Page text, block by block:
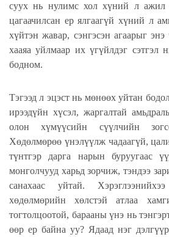
суух нь нулимс хол хүний л ажил
цагаачилсан ер ялгаагүй хүний л
хүйтэн жавар, сэнгэсэн агаарыг
хааяа уйлмаар их үгүйлдэг сэтгэл
бодном.
Тэгээд л эцэст нь мөнөөх уйтан
ирээдүйн хүсэл, жаргалтай
олон хүмүүсийн сүүлчийн
Хөдөлмөрөө үнэлүүлж чадаагүй,
түнтгэр дарга нарын буруугаас
монголчууд харьд зорчиж, тэндээ
санахаас уйтай.
хөдөлмөрийн хөлстэй атлаа
тогтолцоотой, барааны үнэ нь
өөр ер байна уу? Ядаад нэг